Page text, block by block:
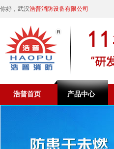
你好，武汉浩普消防设备有限公司
浩普首页 产品中心